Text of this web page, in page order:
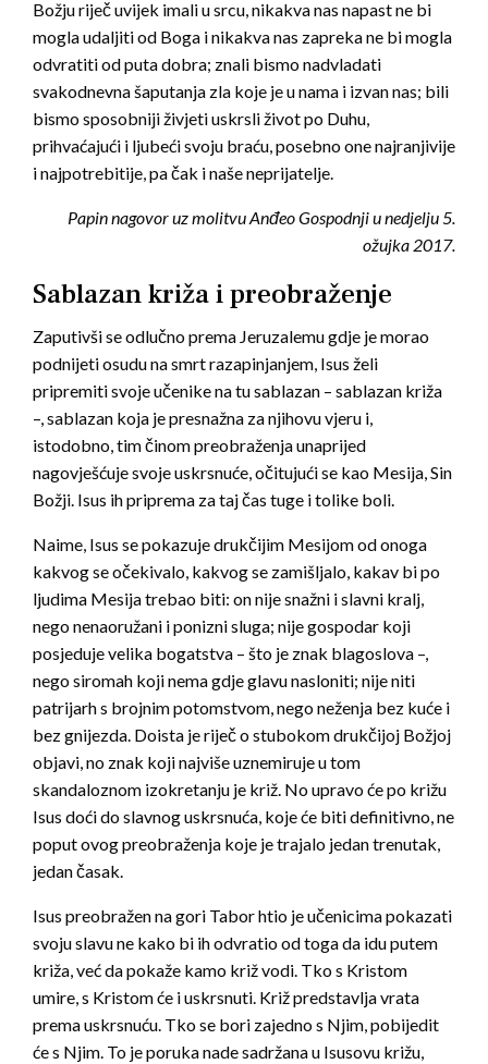
Božju riječ uvijek imali u srcu, nikakva nas napast ne bi
mogla udaljiti od Boga i nikakva nas zapreka ne bi mogla
odvratiti od puta dobra; znali bismo nadvladati
svakodnevna šaputanja zla koje je u nama i izvan nas; bili
bismo sposobniji živjeti uskrsli život po Duhu,
prihvaćajući i ljubeći svoju braću, posebno one najranjivije
i najpotrebitije, pa čak i naše neprijatelje.
Papin nagovor uz molitvu Anđeo Gospodnji u nedjelju 5.
ožujka 2017.
Sablazan križa i preobraženje
Zaputivši se odlučno prema Jeruzalemu gdje je morao
podnijeti osudu na smrt razapinjanjem, Isus želi
pripremiti svoje učenike na tu sablazan – sablazan križa
–, sablazan koja je presnažna za njihovu vjeru i,
istodobno, tim činom preobraženja unaprijed
nagovješćuje svoje uskrsnuće, očitujući se kao Mesija, Sin
Božji. Isus ih priprema za taj čas tuge i tolike boli.
Naime, Isus se pokazuje drukčijim Mesijom od onoga
kakvog se očekivalo, kakvog se zamišljalo, kakav bi po
ljudima Mesija trebao biti: on nije snažni i slavni kralj,
nego nenaoružani i ponizni sluga; nije gospodar koji
posjeduje velika bogatstva – što je znak blagoslova –,
nego siromah koji nema gdje glavu nasloniti; nije niti
patrijarh s brojnim potomstvom, nego neženja bez kuće i
bez gnijezda. Doista je riječ o stubokom drukčijoj Božjoj
objavi, no znak koji najviše uznemiruje u tom
skandaloznom izokretanju je križ. No upravo će po križu
Isus doći do slavnog uskrsnuća, koje će biti definitivno, ne
poput ovog preobraženja koje je trajalo jedan trenutak,
jedan časak.
Isus preobražen na gori Tabor htio je učenicima pokazati
svoju slavu ne kako bi ih odvratio od toga da idu putem
križa, već da pokaže kamo križ vodi. Tko s Kristom
umire, s Kristom će i uskrsnuti. Križ predstavlja vrata
prema uskrsnuću. Tko se bori zajedno s Njim, pobijedit
će s Njim. To je poruka nade sadržana u Isusovu križu,